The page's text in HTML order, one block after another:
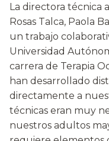
La directora técnica
Rosas Talca, Paola
un trabajo
Universidad
carrera de Terapia
han desarrollado
directamente a
técnicas eran muy
nuestros adultos